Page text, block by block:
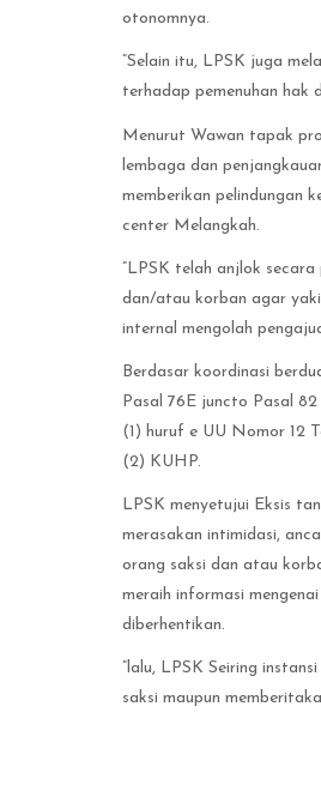
otonomnya.
”Selain itu, LPSK juga
terhadap pemenuhan hak
Menurut Wawan tapak
lembaga dan
memberikan pelindungan
center Melangkah.
”LPSK telah anjlok
dan/atau korban agar
internal mengolah
Berdasar koordinasi
Pasal 76E juncto Pasal
(1) huruf e UU Nomor 12
(2) KUHP.
LPSK menyetujui Eksis
merasakan intimidasi,
orang saksi dan atau
meraih informasi
diberhentikan.
”lalu, LPSK Seiring
saksi maupun